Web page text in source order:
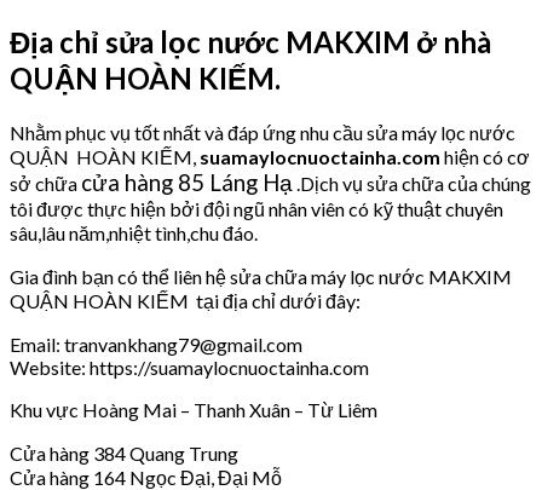
Địa chỉ sửa lọc nước MAKXIM ở nhà
QUẬN HOÀN KIẾM.
Nhằm phục vụ tốt nhất và đáp ứng nhu cầu sửa máy lọc nước
QUẬN HOÀN KIẾM, suamaylocnuoctainha.com hiện có cơ
sở chữa cửa hàng 85 Láng Hạ .Dịch vụ sửa chữa của chúng
tôi được thực hiện bởi đội ngũ nhân viên có kỹ thuật chuyên
sâu,lâu năm,nhiệt tình,chu đáo.
Gia đình bạn có thể liên hệ sửa chữa máy lọc nước MAKXIM
QUẬN HOÀN KIẾM tại địa chỉ dưới đây:
Email: tranvankhang79@gmail.com
Website: https://suamaylocnuoctainha.com
Khu vực Hoàng Mai – Thanh Xuân – Từ Liêm
Cửa hàng 384 Quang Trung
Cửa hàng 164 Ngọc Đại, Đại Mỗ